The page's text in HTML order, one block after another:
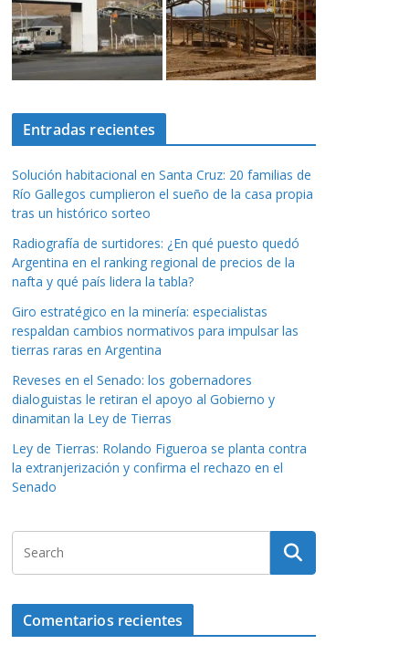
Entradas recientes
Solución habitacional en Santa Cruz: 20 familias de
Río Gallegos cumplieron el sueño de la casa propia
tras un histórico sorteo
Radiografía de surtidores: ¿En qué puesto quedó
Argentina en el ranking regional de precios de la
nafta y qué país lidera la tabla?
Giro estratégico en la minería: especialistas
respaldan cambios normativos para impulsar las
tierras raras en Argentina
Reveses en el Senado: los gobernadores
dialoguistas le retiran el apoyo al Gobierno y
dinamitan la Ley de Tierras
Ley de Tierras: Rolando Figueroa se planta contra
la extranjerización y confirma el rechazo en el
Senado
Comentarios recientes